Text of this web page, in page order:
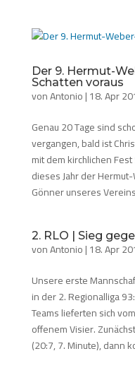
Der 9. Hermut-
Schatten voraus
vonAntonio|18. Apr
Genau 20 Tage sind
vergangen, bald ist
mit dem kirchlichen
dieses Jahr der
Gönner unseres
2. RLO | Sieg
vonAntonio|18. Apr
Unsere erste
in der 2. Regionalliga
Teams lieferten sich
offenem Visier.
(20:7, 7. Minute), dann